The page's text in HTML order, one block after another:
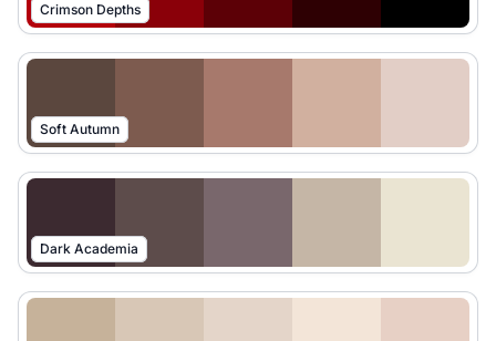
Crimson Depths
Soft Autumn
Dark Academia